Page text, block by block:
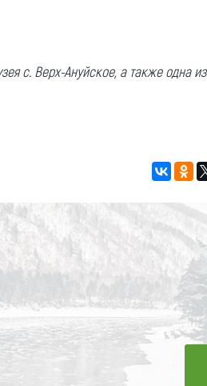
с. Верх-Ануйское, а также одна из